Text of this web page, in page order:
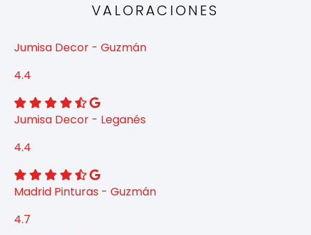
VALORACIONES
Jumisa Decor - Guzmán
4.4
Jumisa Decor - Leganés
4.4
Madrid Pinturas - Guzmán
4.7